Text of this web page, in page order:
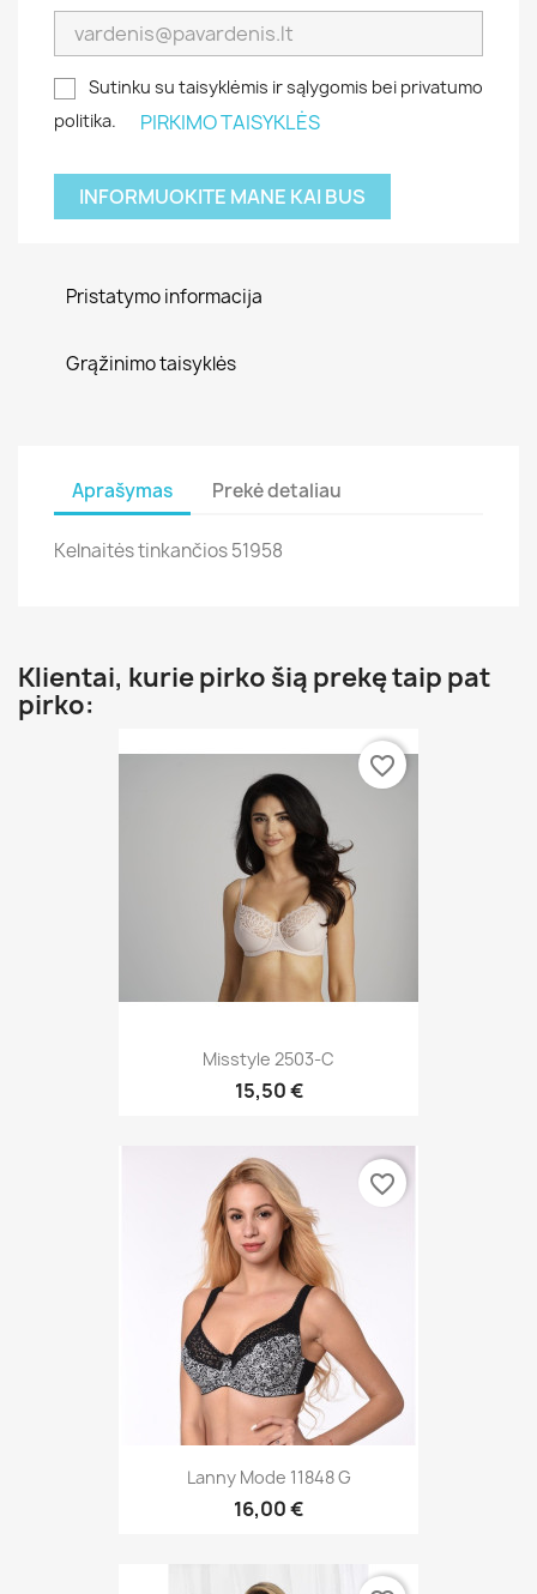
Sutinku su taisyklėmis ir sąlygomis bei privatumo
politika.
PIRKIMO TAISYKLĖS
INFORMUOKITE MANE KAI BUS
Pristatymo informacija
Grąžinimo taisyklės
Aprašymas Prekė detaliau
Kelnaitės tinkančios 51958
Klientai, kurie pirko šią prekę taip pat
pirko:
Misstyle 2503-C
15,50 €
favorite_border
Lanny Mode 11848 G
16,00 €
favorite_border